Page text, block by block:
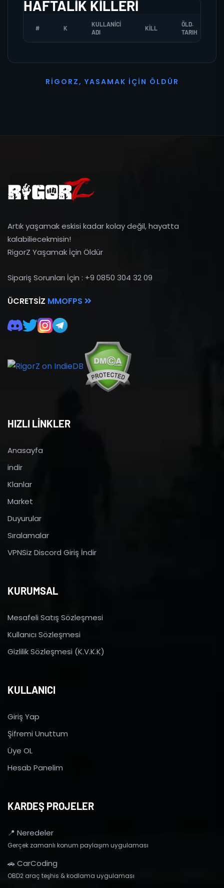
HAFTALIK KILLERI
# K
KULLANICI
ADI
KILL
ÖLD.
TARIH
R I G O R Z, YASAMAK İ ÇI N Ö L D Ü R
Artık yaşamak eskisi kadar kolay değil, hayatta
kalabiliecekmisin!
RigorZ Yaşamak İçin Öldür
Sipariş Sorunları İçin : +9 0850 304 32 09
ÜCRETSIZ MMOFPS
HIZLI LİNKLER
Anasayfa
indir
Klanlar
Market
Duyurular
Sıralamalar
VPNSiz Discord Giriş İndir
KURUMSAL
Mesafeli Satış Sözleşmesi
Kullanıcı Sözleşmesi
Gizlilik Sözleşmesi (K.V.K.K)
KULLANICI
Giriş Yap
Şifremi Unuttum
Üye OL
Hesab Panelim
KARDEŞ PROJELER
📍 Neredeler
Gerçek zamanlı konum paylaşım uygulaması
🚗 CarCoding
OBD2 araç teşhis & kodlama uygulaması